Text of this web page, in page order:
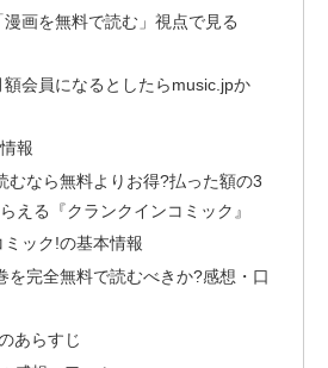
画を無料で読む」視点で見る
額会員になるとしたらmusic.jpか
報
むなら無料よりお得?払った額の3
える『クランクインコミック』
ック!の基本情報
を完全無料で読むべきか?感想・口
あらすじ